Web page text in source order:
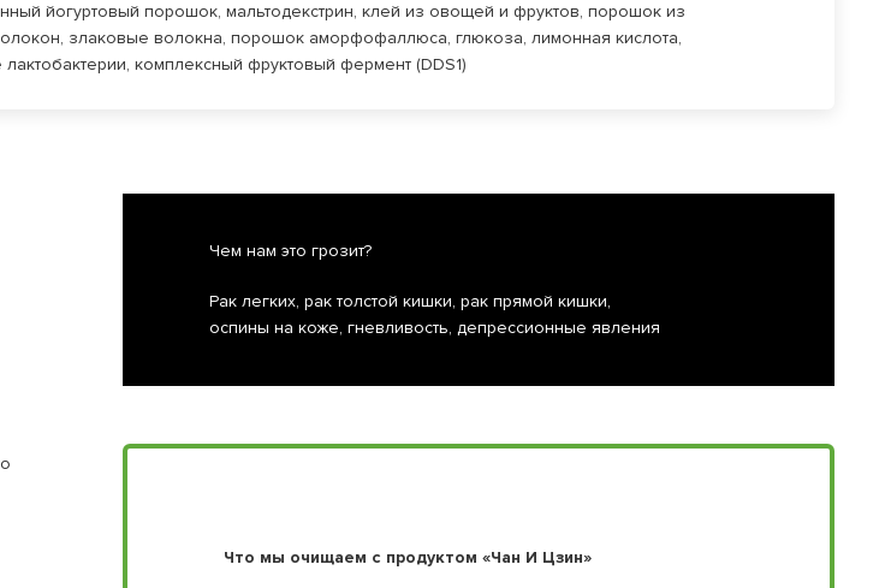
йогуртовый порошок, мальтодекстрин, клей из овощей и фруктов, порошок из
злаковые волокна, порошок аморфофаллюса, глюкоза, лимонная кислота,
комплексный фруктовый фермент (DDS1)
Чем нам это грозит?
Рак легких, рак толстой кишки, рак прямой кишки,
оспины на коже, гневливость, депрессионные явления
Что мы очищаем с продуктом «Чан И Цзин»